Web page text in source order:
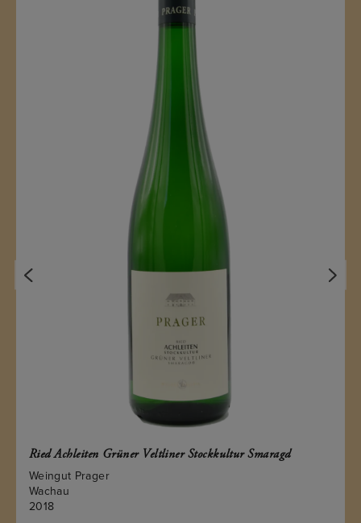
Ried Achleiten Grüner Veltliner Stockkultur Smaragd
Weingut Prager
Wachau
2018